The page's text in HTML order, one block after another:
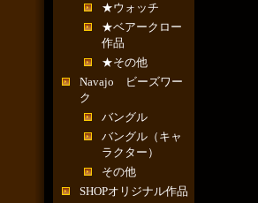
★ウォッチ
★ベアークロー
作品
★その他
Navajo ビーズワー
ク
バングル
バングル（キャ
ラクター）
その他
SHOPオリジナル作品